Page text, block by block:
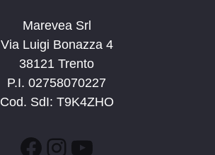
Marevea Srl
Via Luigi Bonazza 4
38121 Trento
P.I. 02758070227
Cod. SdI: T9K4ZHO
Facebook
Instagram
YouTube